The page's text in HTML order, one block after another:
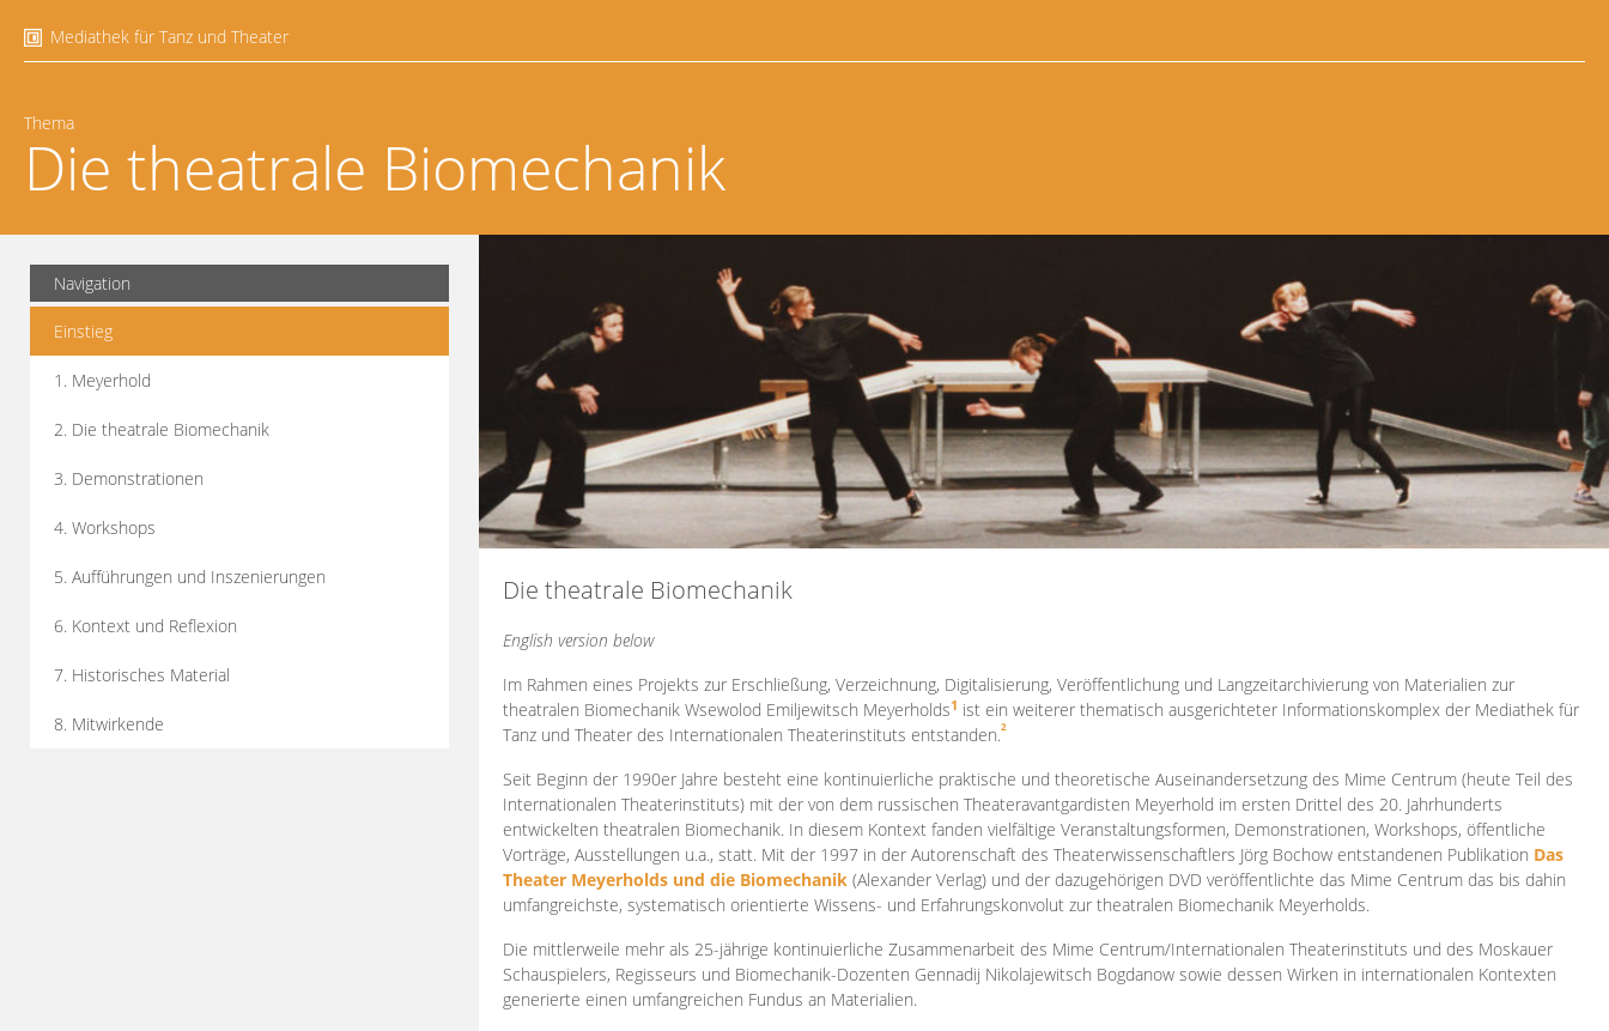
Mediathek für Tanz und Theater
Thema
Die theatrale Biomechanik
Navigation
Einstieg
1. Meyerhold
2. Die theatrale Biomechanik
3. Demonstrationen
4. Workshops
5. Aufführungen und Inszenierungen
6. Kontext und Reflexion
7. Historisches Material
8. Mitwirkende
Die theatrale Biomechanik
English version below
Im Rahmen eines Projekts zur Erschließung, Verzeichnung, Digitalisierung, Veröffentlichung und Langzeitarchivierung von Materialien zur
theatralen Biomechanik Wsewolod Emiljewitsch Meyerholds1 ist ein weiterer thematisch ausgerichteter Informationskomplex der Mediathek für
Tanz und Theater des Internationalen Theaterinstituts entstanden.2
Seit Beginn der 1990er Jahre besteht eine kontinuierliche praktische und theoretische Auseinandersetzung des Mime Centrum (heute Teil des
Internationalen Theaterinstituts) mit der von dem russischen Theateravantgardisten Meyerhold im ersten Drittel des 20. Jahrhunderts
entwickelten theatralen Biomechanik. In diesem Kontext fanden vielfältige Veranstaltungsformen, Demonstrationen, Workshops, öffentliche
Vorträge, Ausstellungen u.a., statt. Mit der 1997 in der Autorenschaft des Theaterwissenschaftlers Jörg Bochow entstandenen Publikation Das
Theater Meyerholds und die Biomechanik (Alexander Verlag) und der dazugehörigen DVD veröffentlichte das Mime Centrum das bis dahin
umfangreichste, systematisch orientierte Wissens- und Erfahrungskonvolut zur theatralen Biomechanik Meyerholds.
Die mittlerweile mehr als 25-jährige kontinuierliche Zusammenarbeit des Mime Centrum/Internationalen Theaterinstituts und des Moskauer
Schauspielers, Regisseurs und Biomechanik-Dozenten Gennadij Nikolajewitsch Bogdanow sowie dessen Wirken in internationalen Kontexten
generierte einen umfangreichen Fundus an Materialien.